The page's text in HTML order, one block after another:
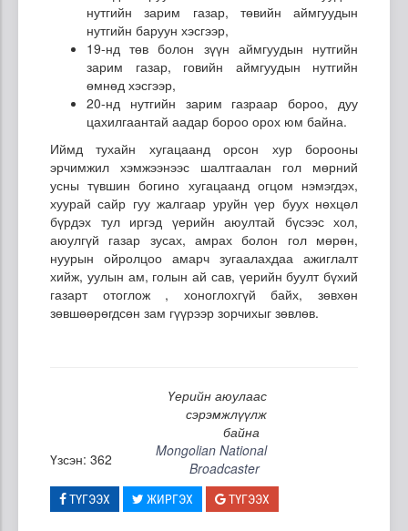
нутгийн зарим газар, төвийн аймгуудын
нутгийн баруун хэсгээр,
19-нд төв болон зүүн аймгуудын нутгийн
зарим газар, говийн аймгуудын нутгийн
өмнөд хэсгээр,
20-нд нутгийн зарим газраар бороо, дуу
цахилгаантай аадар бороо орох юм байна.
Иймд тухайн хугацаанд орсон хур борооны
эрчимжил хэмжээнээс шалтгаалан гол мөрний
усны түвшин богино хугацаанд огцом нэмэгдэх,
хуурай сайр гуу жалгаар уруйн үер буух нөхцөл
бүрдэх тул иргэд үерийн аюултай бүсээс хол,
аюулгүй газар зусах, амрах болон гол мөрөн,
нуурын ойролцоо амарч зугаалахдаа ажиглалт
хийж, уулын ам, голын ай сав, үерийн буулт бүхий
газарт отоглож , хоноглохгүй байх, зөвхөн
зөвшөөрөгдсөн зам гүүрээр зорчихыг зөвлөв.
Үерийн аюулаас
сэрэмжлүүлж
байна
Үзсэн: 362
Mongolian National
Broadcaster
ТҮГЭЭХ ЖИРГЭХ ТҮГЭЭХ